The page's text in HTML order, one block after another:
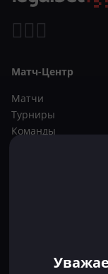
Матч-Центр
Матчи
Турниры
Команды
Фрибеты